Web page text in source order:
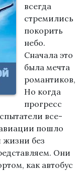
всегда
стремились
покорить
небо.
Сначала это
была мечта
романтиков,
Но когда
прогресс
все-
пошло
без
Они
как автобус